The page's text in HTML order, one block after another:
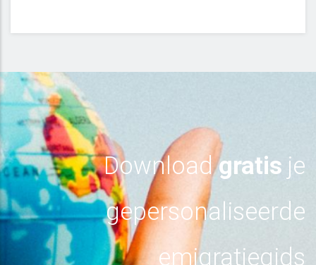
Download gratis je
gepersonaliseerde
emigratiegids